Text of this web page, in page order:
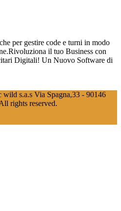
per gestire code e turni in modo
il tuo Business con
Digitali! Un Nuovo Software di
s.a.s Via Spagna,33 - 90146
rights reserved.